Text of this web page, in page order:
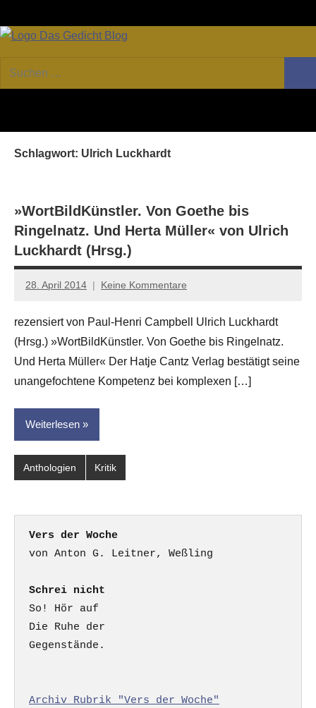
Inhalt
GEDICHT
Forum
von
Kritik
Suchen
nach:
Schlagwort: Ulrich Luckhardt
»WortBildKünstler. Von Goethe bis
Ringelnatz. Und Herta Müller« von Ulrich
Luckhardt (Hrsg.)
28. April 2014
Anton
Leitner
Keine Kommentare
rezensiert von Paul-Henri Campbell Ulrich Luckhardt
(Hrsg.) »WortBildKünstler. Von Goethe bis Ringelnatz.
Und Herta Müller« Der Hatje Cantz Verlag bestätigt seine
unangefochtene Kompetenz bei komplexen […]
Weiterlesen
Anthologien Kritik
Vers der Woche
Schrei nicht
So! Hör auf
Die Ruhe der
Gegenstände.
Archiv Rubrik "Vers der Woche"